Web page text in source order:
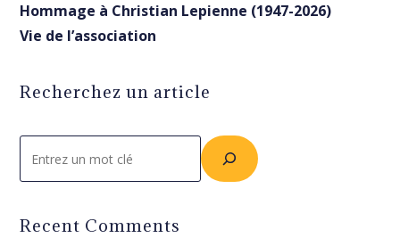
Hommage à Christian Lepienne (1947-2026)
Vie de l’association
Recherchez un article
Recent Comments